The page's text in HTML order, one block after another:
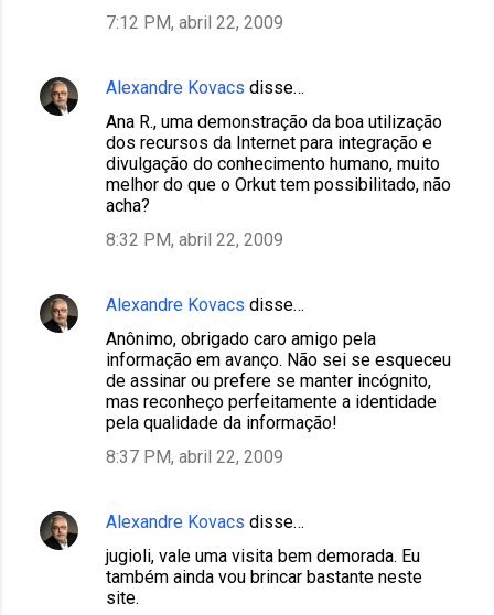
7:12 PM, abril 22, 2009
Alexandre Kovacs disse…
Ana R., uma demonstração da boa utilização
dos recursos da Internet para integração e
divulgação do conhecimento humano, muito
melhor do que o Orkut tem possibilitado, não
acha?
8:32 PM, abril 22, 2009
Alexandre Kovacs disse…
Anônimo, obrigado caro amigo pela
informação em avanço. Não sei se esqueceu
de assinar ou prefere se manter incógnito,
mas reconheço perfeitamente a identidade
pela qualidade da informação!
8:37 PM, abril 22, 2009
Alexandre Kovacs disse…
jugioli, vale uma visita bem demorada. Eu
também ainda vou brincar bastante neste
site.